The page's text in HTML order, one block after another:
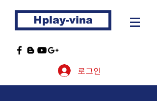
Hplay-vina
로그인